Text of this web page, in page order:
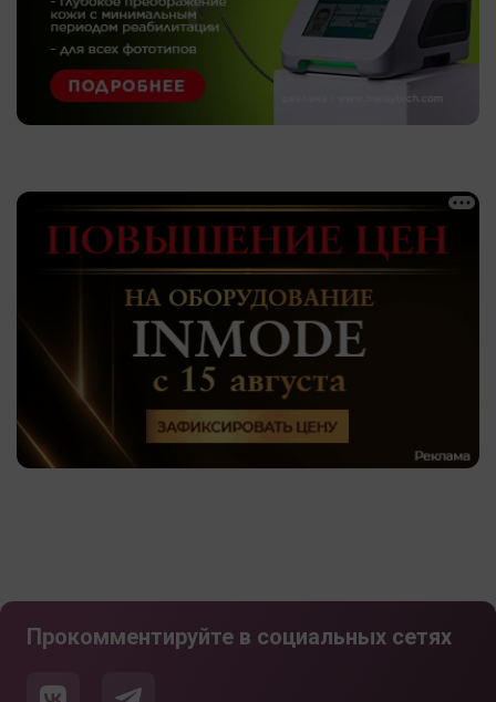
Прокомментируйте в социальных сетях